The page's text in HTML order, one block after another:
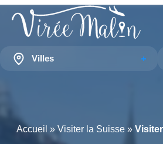
Villes
Accueil » Visiter la Suisse »